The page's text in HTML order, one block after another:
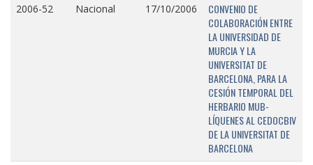
2006-52 Nacional 17/10/2006
CONVENIO DE
COLABORACIÓN ENTRE
LA UNIVERSIDAD DE
MURCIA Y LA
UNIVERSITAT DE
BARCELONA, PARA LA
CESIÓN TEMPORAL DEL
HERBARIO MUB-
LÍQUENES AL CEDOCBIV
DE LA UNIVERSITAT DE
BARCELONA